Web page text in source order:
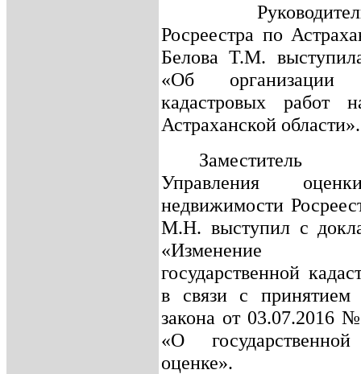
Росреестра по
Белова Т.М.
«Об организации
кадастровых работ
Астраханской области».
Заместитель
Управления
недвижимости
М.Н. выступил с
«Изменение
государственной
в связи с принятием
закона от 03.07.2016
«О государственной
оценке».